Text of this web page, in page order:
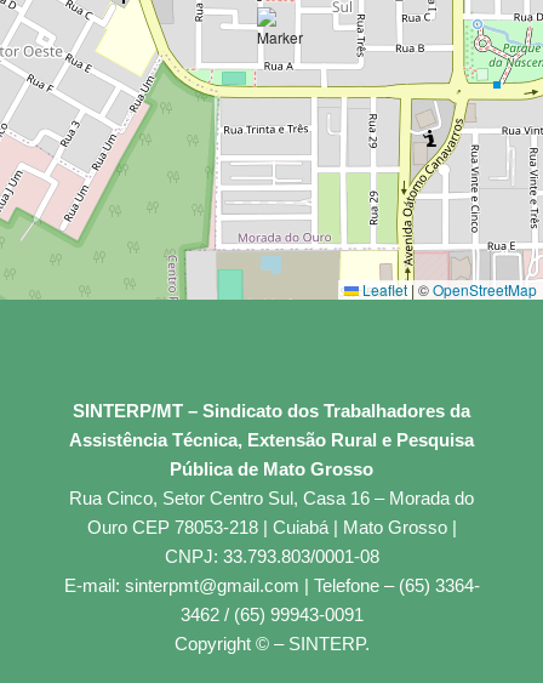
Leaflet | ©OpenStreetMap
SINTERP/MT – Sindicato dos Trabalhadores da
Assistência Técnica, Extensão Rural e Pesquisa
Pública de Mato Grosso
Rua Cinco, Setor Centro Sul, Casa 16 – Morada do
Ouro CEP 78053-218 | Cuiabá | Mato Grosso |
CNPJ: 33.793.803/0001-08
E-mail: sinterpmt@gmail.com | Telefone – (65) 3364-
3462 / (65) 99943-0091
Copyright © – SINTERP.